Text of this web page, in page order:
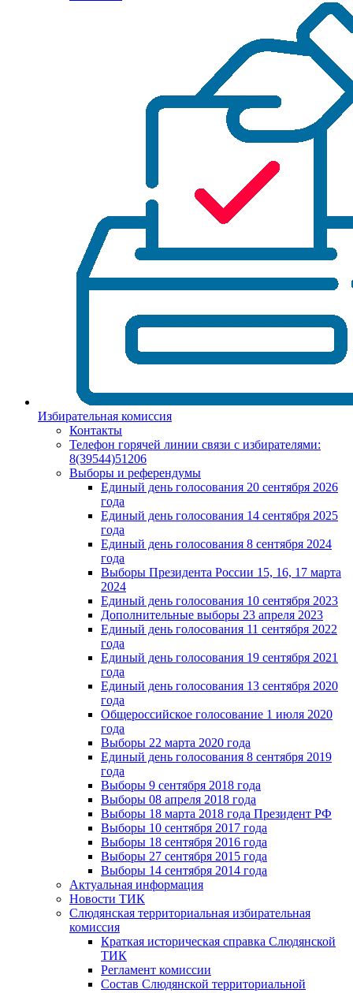
Избирательная комиссия
Контакты
Телефон горячей линии связи с избирателями:
8(39544)51206
Выборы и референдумы
Единый день голосования 20 сентября 2026
года
Единый день голосования 14 сентября 2025
года
Единый день голосования 8 сентября 2024
года
Выборы Президента России 15, 16, 17 марта
2024
Единый день голосования 10 сентября 2023
Дополнительные выборы 23 апреля 2023
Единый день голосования 11 сентября 2022
года
Единый день голосования 19 сентября 2021
года
Единый день голосования 13 сентября 2020
года
Общероссийское голосование 1 июля 2020
года
Выборы 22 марта 2020 года
Единый день голосования 8 сентября 2019
года
Выборы 9 сентября 2018 года
Выборы 08 апреля 2018 года
Выборы 18 марта 2018 года Президент РФ
Выборы 10 сентября 2017 года
Выборы 18 сентября 2016 года
Выборы 27 сентября 2015 года
Выборы 14 сентября 2014 года
Актуальная информация
Новости ТИК
Слюдянская территориальная избирательная
комиссия
Краткая историческая справка Слюдянской
ТИК
Регламент комиссии
Состав Слюдянской территориальной